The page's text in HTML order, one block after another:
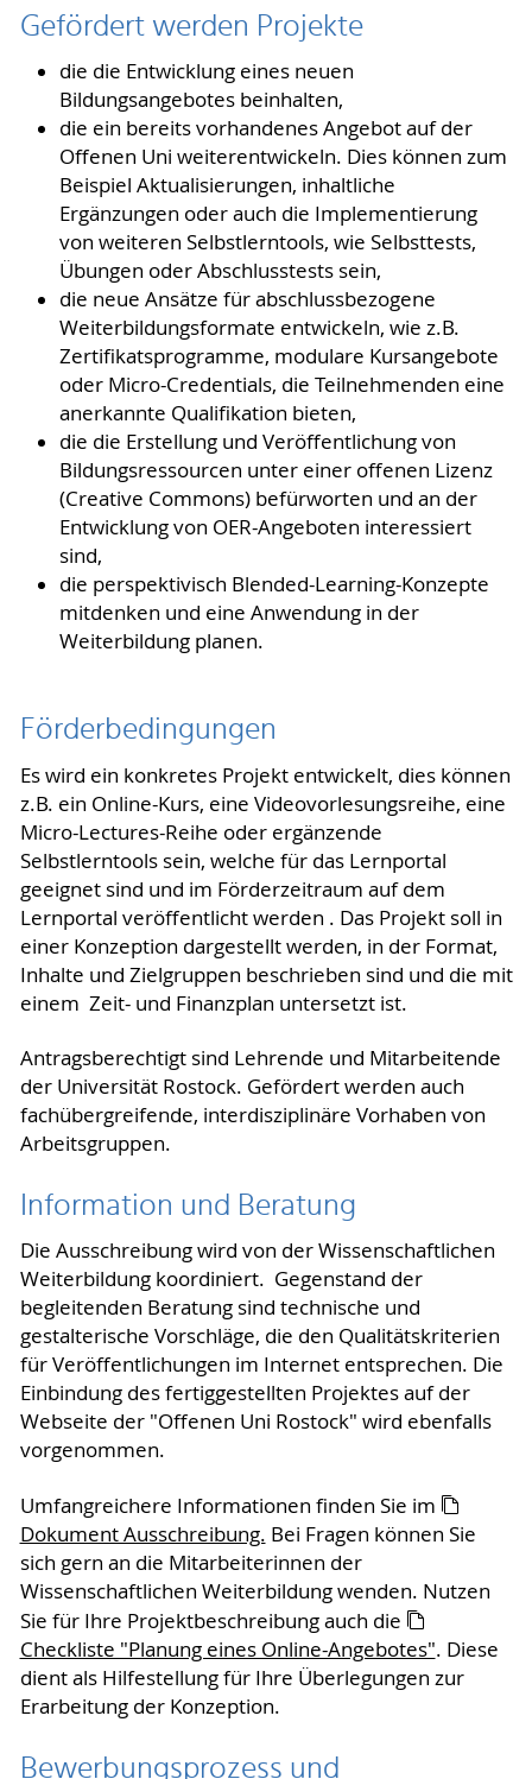
Gefördert werden Projekte
die die Entwicklung eines neuen
Bildungsangebotes beinhalten,
die ein bereits vorhandenes Angebot auf der
Offenen Uni weiterentwickeln. Dies können zum
Beispiel Aktualisierungen, inhaltliche
Ergänzungen oder auch die Implementierung
von weiteren Selbstlerntools, wie Selbsttests,
Übungen oder Abschlusstests sein,
die neue Ansätze für abschlussbezogene
Weiterbildungsformate entwickeln, wie z.B.
Zertifikatsprogramme, modulare Kursangebote
oder Micro-Credentials, die Teilnehmenden eine
anerkannte Qualifikation bieten,
die die Erstellung und Veröffentlichung von
Bildungsressourcen unter einer offenen Lizenz
(Creative Commons) befürworten und an der
Entwicklung von OER-Angeboten interessiert
sind,
die perspektivisch Blended-Learning-Konzepte
mitdenken und eine Anwendung in der
Weiterbildung planen.
Förderbedingungen
Es wird ein konkretes Projekt entwickelt, dies können
z.B. ein Online-Kurs, eine Videovorlesungsreihe, eine
Micro-Lectures-Reihe oder ergänzende
Selbstlerntools sein, welche für das Lernportal
geeignet sind und im Förderzeitraum auf dem
Lernportal veröffentlicht werden . Das Projekt soll in
einer Konzeption dargestellt werden, in der Format,
Inhalte und Zielgruppen beschrieben sind und die mit
einem Zeit- und Finanzplan untersetzt ist.
Antragsberechtigt sind Lehrende und Mitarbeitende
der Universität Rostock. Gefördert werden auch
fachübergreifende, interdisziplinäre Vorhaben von
Arbeitsgruppen.
Information und Beratung
Die Ausschreibung wird von der Wissenschaftlichen
Weiterbildung koordiniert. Gegenstand der
begleitenden Beratung sind technische und
gestalterische Vorschläge, die den Qualitätskriterien
für Veröffentlichungen im Internet entsprechen. Die
Einbindung des fertiggestellten Projektes auf der
Webseite der "Offenen Uni Rostock" wird ebenfalls
vorgenommen.
Umfangreichere Informationen finden Sie im
Dokument Ausschreibung. Bei Fragen können Sie
sich gern an die Mitarbeiterinnen der
Wissenschaftlichen Weiterbildung wenden. Nutzen
Sie für Ihre Projektbeschreibung auch die
Checkliste "Planung eines Online-Angebotes". Diese
dient als Hilfestellung für Ihre Überlegungen zur
Erarbeitung der Konzeption.